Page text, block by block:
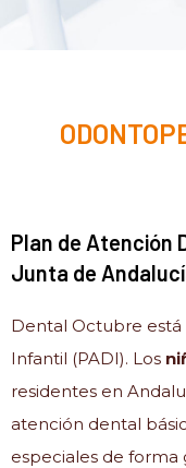
Plan de Atención
Junta de
Dental Octubre
Infantil (PADI). Los
residentes en
atención dental
especiales de forma